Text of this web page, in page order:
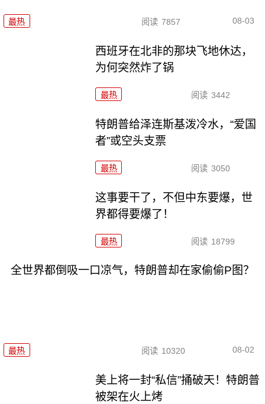
最热 阅读 7857 08-03
西班牙在北非的那块飞地休达，
为何突然炸了锅
最热 阅读 3442
特朗普给泽连斯基泼冷水，“爱国
者”或空头支票
最热 阅读 3050
这事要干了，不但中东要爆，世
界都得要爆了！
最热 阅读 18799
全世界都倒吸一口凉气，特朗普却在家偷偷P图？
最热 阅读 10320 08-02
美上将一封“私信”捅破天！特朗普
被架在火上烤